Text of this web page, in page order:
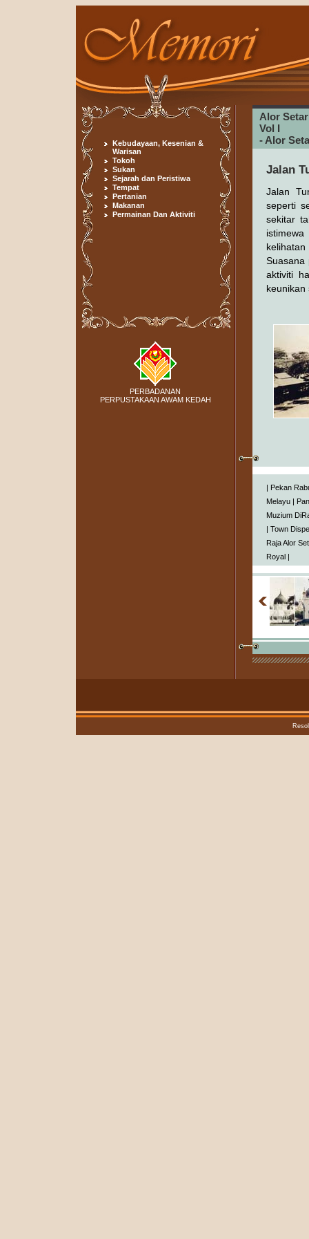
Kebudayaan, Kesenian &
Warisan
Tokoh
Sukan
Sejarah dan Peristiwa
Tempat
Pertanian
Makanan
Permainan Dan Aktiviti
PERBADANAN
PERPUSTAKAAN AWAM KEDAH
Alor
Vol I
- Alor
Jalan
Jalan
seperti
sekitar
Suasana
aktiviti
keunikan
| Pekan
Melayu |
Muzium
| Town
Raja Alor
Royal |